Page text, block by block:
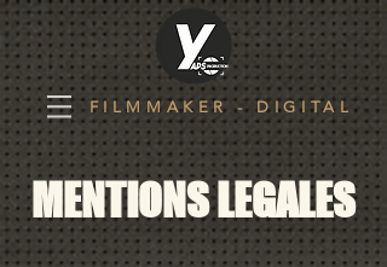
FILMMAKER - DIGITAL
MENTIONS LEGALES